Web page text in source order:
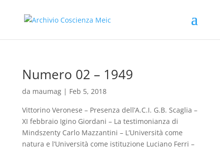
Numero 02 – 1949
da maumag| Feb 5, 2018
Vittorino Veronese – Presenza dell’A.C.I. G.B. Scaglia –
XI febbraio Igino Giordani – La testimonianza di
Mindszenty Carlo Mazzantini – L’Università come
natura e l’Università come istituzione Luciano Ferri –